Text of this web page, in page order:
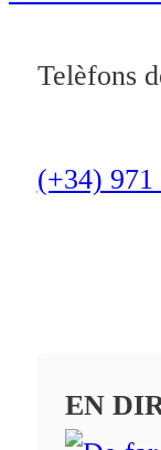
Telèfons
(+34) 971
OCI
A la
EN